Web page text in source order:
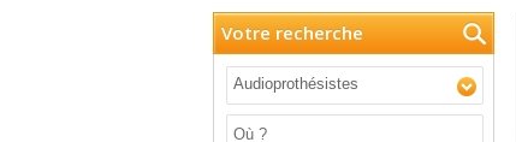
Votre recherche
Audioprothésistes